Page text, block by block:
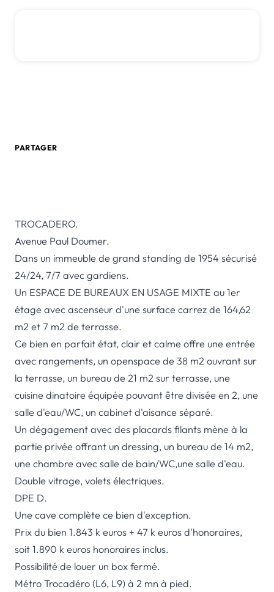
PARTAGER
TROCADERO.
Avenue Paul Doumer.
Dans un immeuble de grand standing de 1954 sécurisé
24/24, 7/7 avec gardiens.
Un ESPACE DE BUREAUX EN USAGE MIXTE au 1er
étage avec ascenseur d'une surface carrez de 164,62
m2 et 7 m2 de terrasse.
Ce bien en parfait état, clair et calme offre une entrée
avec rangements, un openspace de 38 m2 ouvrant sur
la terrasse, un bureau de 21 m2 sur terrasse, une
cuisine dinatoire équipée pouvant être divisée en 2, une
salle d'eau/WC, un cabinet d'aisance séparé.
Un dégagement avec des placards filants mène à la
partie privée offrant un dressing, un bureau de 14 m2,
une chambre avec salle de bain/WC,une salle d'eau.
Double vitrage, volets électriques.
DPE D.
Une cave complète ce bien d'exception.
Prix du bien 1.843 k euros + 47 k euros d'honoraires,
soit 1.890 k euros honoraires inclus.
Possibilité de louer un box fermé.
Métro Trocadéro (L6, L9) à 2 mn à pied.